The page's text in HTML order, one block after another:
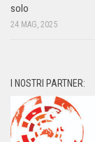
solo
24 MAG, 2025
I NOSTRI PARTNER: